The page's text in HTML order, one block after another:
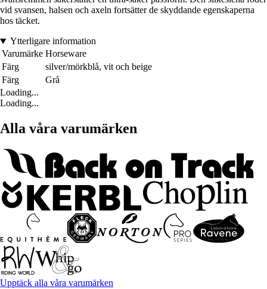
vid svansen, halsen och axeln fortsätter de skyddande egenskaperna
hos täcket.
Ytterligare information
Varumärke Horseware
Färg
silver/mörkblå, vit och beige
Färg
Grå
Loading...
Loading...
Alla våra varumärken
Upptäck alla våra varumärken